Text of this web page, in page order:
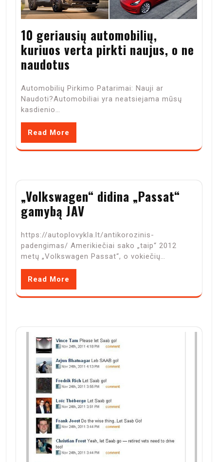
10 geriausių automobilių,
kuriuos verta pirkti naujus, o ne
naudotus
Automobilių Pirkimo Patarimai: Nauji ar
Naudoti?Automobiliai yra neatsiejama mūsų
kasdienio…
Read More
„Volkswagen“ didina „Passat“
gamybą JAV
https://autoplovykla.lt/antikorozinis-
padengimas/ Amerikiečiai sako „taip“ 2012
metų „Volkswagen Passat“, o vokiečių…
Read More